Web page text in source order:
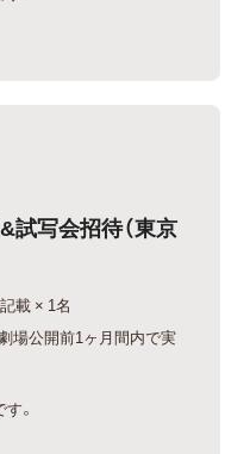
試写会招待（東京
載 × 1名
場公開前1ヶ月間内で実
。